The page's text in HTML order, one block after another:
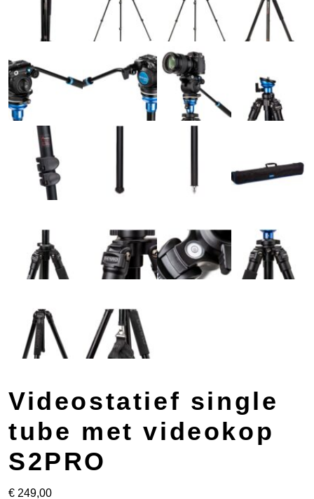
Videostatief single
tube met videokop
S2PRO
€ 249,00